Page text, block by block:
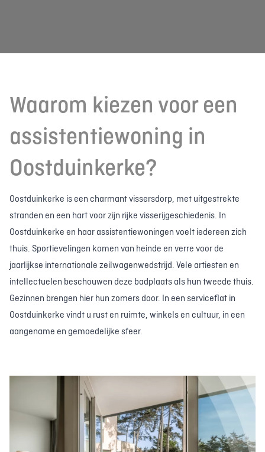
Waarom kiezen voor een
assistentiewoning in
Oostduinkerke?
Oostduinkerke is een charmant vissersdorp, met uitgestrekte
stranden en een hart voor zijn rijke visserijgeschiedenis. In
Oostduinkerke en haar assistentiewoningen voelt iedereen zich
thuis. Sportievelingen komen van heinde en verre voor de
jaarlijkse internationale zeilwagenwedstrijd. Vele artiesten en
intellectuelen beschouwen deze badplaats als hun tweede thuis.
Gezinnen brengen hier hun zomers door. In een serviceflat in
Oostduinkerke vindt u rust en ruimte, winkels en cultuur, in een
aangename en gemoedelijke sfeer.